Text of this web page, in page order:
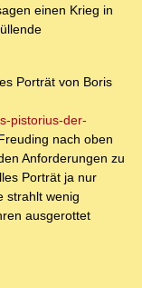
einen Krieg in
Porträt von Boris
pistorius-der-
nach oben
Anforderungen zu
Porträt ja nur
strahlt wenig
ausgerottet